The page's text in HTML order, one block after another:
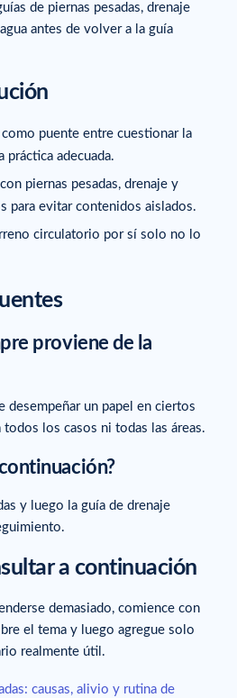
de piernas pesadas, drenaje
antes de volver a la guía
puente entre cuestionar la
práctica adecuada.
piernas pesadas, drenaje y
para evitar contenidos aislados.
circulatorio por sí solo no lo
proviene de la
desempeñar un papel en ciertos
los casos ni todas las áreas.
y luego la guía de drenaje
a continuación
demasiado, comience con
el tema y luego agregue solo
realmente útil.
causas, alivio y rutina de